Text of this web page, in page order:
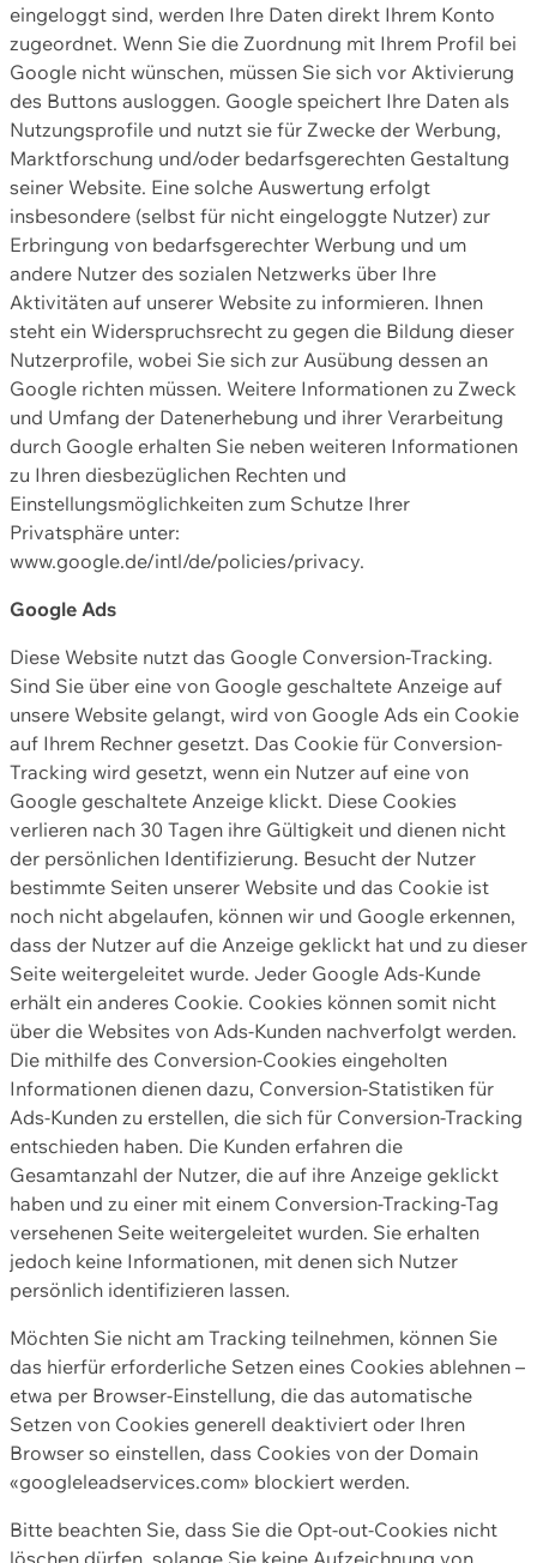
eingeloggt sind, werden Ihre Daten direkt Ihrem Konto
zugeordnet. Wenn Sie die Zuordnung mit Ihrem Profil bei
Google nicht wünschen, müssen Sie sich vor Aktivierung
des Buttons ausloggen. Google speichert Ihre Daten als
Nutzungsprofile und nutzt sie für Zwecke der Werbung,
Marktforschung und/oder bedarfsgerechten Gestaltung
seiner Website. Eine solche Auswertung erfolgt
insbesondere (selbst für nicht eingeloggte Nutzer) zur
Erbringung von bedarfsgerechter Werbung und um
andere Nutzer des sozialen Netzwerks über Ihre
Aktivitäten auf unserer Website zu informieren. Ihnen
steht ein Widerspruchsrecht zu gegen die Bildung dieser
Nutzerprofile, wobei Sie sich zur Ausübung dessen an
Google richten müssen. Weitere Informationen zu Zweck
und Umfang der Datenerhebung und ihrer Verarbeitung
durch Google erhalten Sie neben weiteren Informationen
zu Ihren diesbezüglichen Rechten und
Einstellungsmöglichkeiten zum Schutze Ihrer
Privatsphäre unter:
www.google.de/intl/de/policies/privacy.
Google Ads
Diese Website nutzt das Google Conversion-Tracking.
Sind Sie über eine von Google geschaltete Anzeige auf
unsere Website gelangt, wird von Google Ads ein Cookie
auf Ihrem Rechner gesetzt. Das Cookie für Conversion-
Tracking wird gesetzt, wenn ein Nutzer auf eine von
Google geschaltete Anzeige klickt. Diese Cookies
verlieren nach 30 Tagen ihre Gültigkeit und dienen nicht
der persönlichen Identifizierung. Besucht der Nutzer
bestimmte Seiten unserer Website und das Cookie ist
noch nicht abgelaufen, können wir und Google erkennen,
dass der Nutzer auf die Anzeige geklickt hat und zu dieser
Seite weitergeleitet wurde. Jeder Google Ads-Kunde
erhält ein anderes Cookie. Cookies können somit nicht
über die Websites von Ads-Kunden nachverfolgt werden.
Die mithilfe des Conversion-Cookies eingeholten
Informationen dienen dazu, Conversion-Statistiken für
Ads-Kunden zu erstellen, die sich für Conversion-Tracking
entschieden haben. Die Kunden erfahren die
Gesamtanzahl der Nutzer, die auf ihre Anzeige geklickt
haben und zu einer mit einem Conversion-Tracking-Tag
versehenen Seite weitergeleitet wurden. Sie erhalten
jedoch keine Informationen, mit denen sich Nutzer
persönlich identifizieren lassen.
Möchten Sie nicht am Tracking teilnehmen, können Sie
das hierfür erforderliche Setzen eines Cookies ablehnen –
etwa per Browser-Einstellung, die das automatische
Setzen von Cookies generell deaktiviert oder Ihren
Browser so einstellen, dass Cookies von der Domain
«googleleadservices.com» blockiert werden.
Bitte beachten Sie, dass Sie die Opt-out-Cookies nicht